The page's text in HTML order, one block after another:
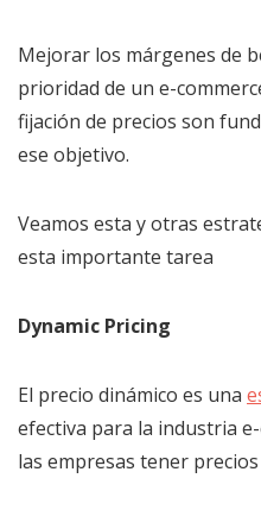
Mejorar los márgenes de
prioridad de un e-
fijación de precios son
ese objetivo.
Veamos esta y otras
esta importante tarea
Dynamic Pricing
El precio dinámico es una
efectiva para la industria
las empresas tener